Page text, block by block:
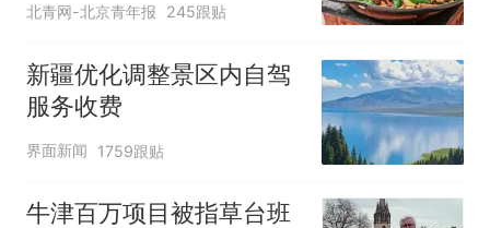
北青网-北京青年报 245跟贴
新疆优化调整景区内自驾
服务收费
界面新闻 1759跟贴
牛津百万项目被指草台班